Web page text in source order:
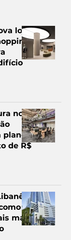
loja
novo
plano
de R$
mais